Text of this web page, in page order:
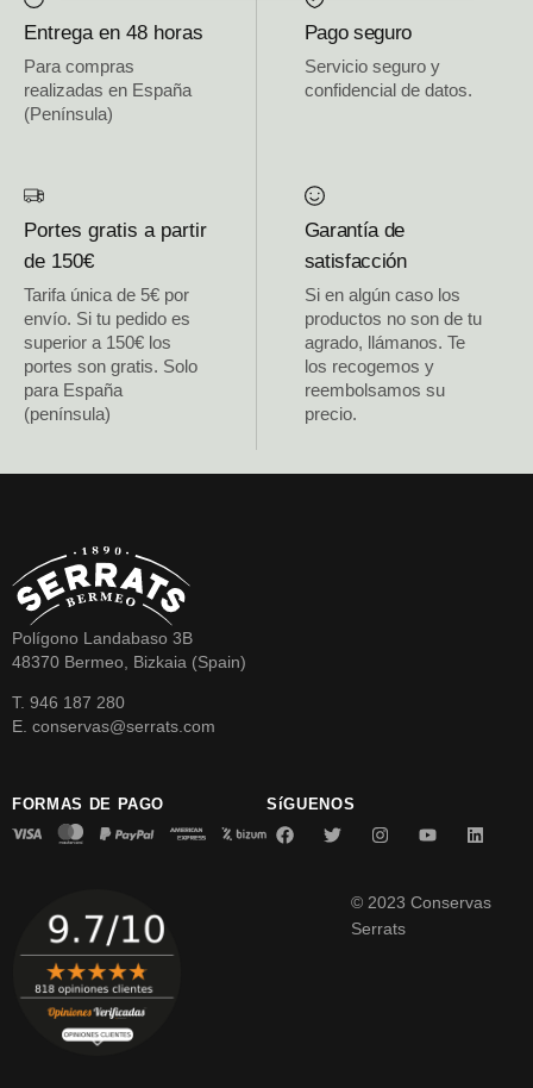
Entrega en 48 horas
Para compras
realizadas en España
(Península)
Pago seguro
Servicio seguro y
confidencial de datos.
Portes gratis a partir
de 150€
Tarifa única de 5€ por
envío. Si tu pedido es
superior a 150€ los
portes son gratis. Solo
para España
(península)
Garantía de
satisfacción
Si en algún caso los
productos no son de tu
agrado, llámanos. Te
los recogemos y
reembolsamos su
precio.
Polígono Landabaso 3B
48370 Bermeo, Bizkaia (Spain)
T. 946 187 280
E. conservas@serrats.com
FORMAS DE PAGO SíGUENOS
© 2023 Conservas
Serrats